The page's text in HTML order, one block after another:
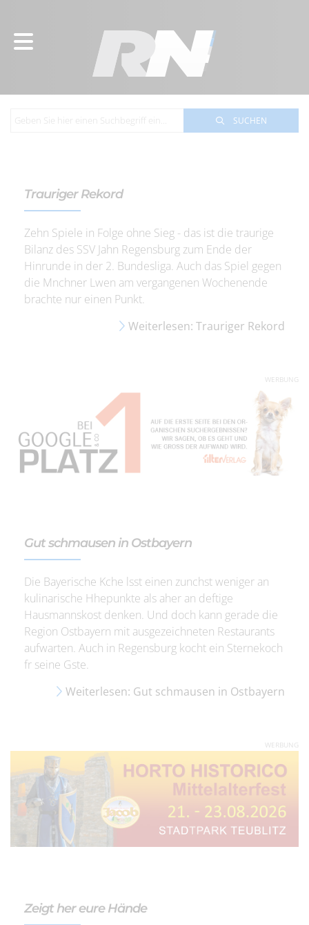
SUCHEN
Trauriger Rekord
Zehn Spiele in Folge ohne Sieg - das ist die traurige
Bilanz des SSV Jahn Regensburg zum Ende der
Hinrunde in der 2. Bundesliga. Auch das Spiel gegen
die Mnchner Lwen am vergangenen Wochenende
brachte nur einen Punkt.
Weiterlesen: Trauriger Rekord
WERBUNG
Gut schmausen in Ostbayern
Die Bayerische Kche lsst einen zunchst weniger an
kulinarische Hhepunkte als aher an deftige
Hausmannskost denken. Und doch kann gerade die
Region Ostbayern mit ausgezeichneten Restaurants
aufwarten. Auch in Regensburg kocht ein Sternekoch
fr seine Gste.
Weiterlesen: Gut schmausen in Ostbayern
WERBUNG
Zeigt her eure Hände